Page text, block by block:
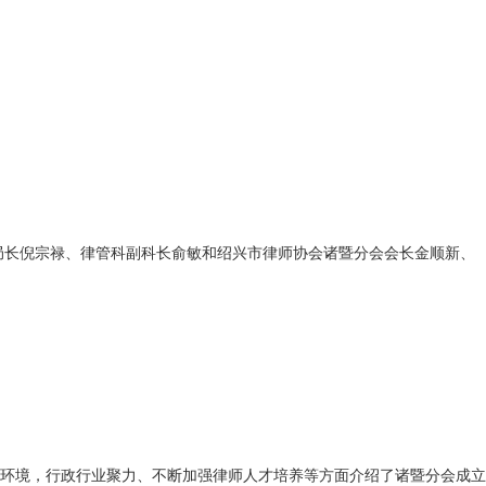
倪宗禄、律管科副科长俞敏和绍兴市律师协会诸暨分会会长金顺新、
境，行政行业聚力、不断加强律师人才培养等方面介绍了诸暨分会成立